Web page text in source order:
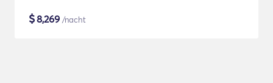
$8,269 /nacht